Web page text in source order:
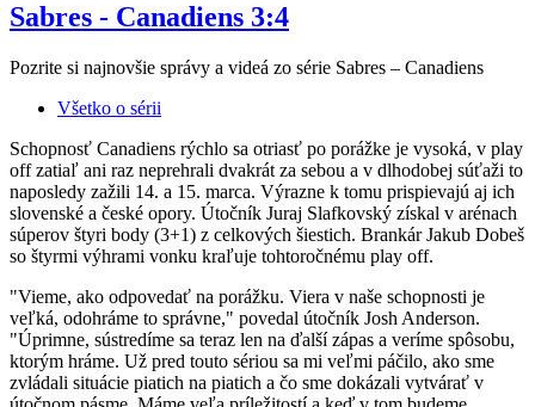
Sabres - Canadiens 3:4
Pozrite si najnovšie správy a videá zo série Sabres – Canadiens
Všetko o sérii
Schopnosť Canadiens rýchlo sa otriasť po porážke je vysoká, v play
off zatiaľ ani raz neprehrali dvakrát za sebou a v dlhodobej súťaži to
naposledy zažili 14. a 15. marca. Výrazne k tomu prispievajú aj ich
slovenské a české opory. Útočník Juraj Slafkovský získal v arénach
súperov štyri body (3+1) z celkových šiestich. Brankár Jakub Dobeš
so štyrmi výhrami vonku kraľuje tohtoročnému play off.
"Vieme, ako odpovedať na porážku. Viera v naše schopnosti je
veľká, odohráme to správne," povedal útočník Josh Anderson.
"Úprimne, sústredíme sa teraz len na ďalší zápas a veríme spôsobu,
ktorým hráme. Už pred touto sériou sa mi veľmi páčilo, ako sme
zvládali situácie piatich na piatich a čo sme dokázali vytvárať v